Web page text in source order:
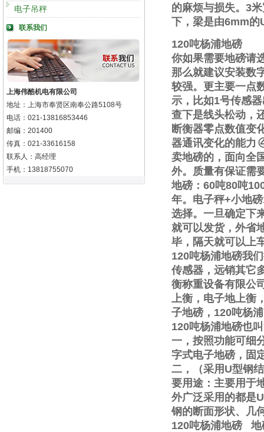
电子吊秤
联系我们
上海伟酷机电有限公司
地址：上海市奉贤区南奉公路5108号
电话：021-13816853446
邮编：201400
传真：021-33616158
联系人：高经理
手机：13818755070
的麻烦与损失。 3
下，梁是由6mm的
120吨杨浦地磅
你如果需要地磅请
那么就建议安装数
较强。更主要一点
示，比如1号传感
查下是线头松动，
断衡器零点数值变
器通讯变化的能力
卖地磅的，面向全
外。质量有保证需
地磅： 60吨80吨
年。电子秤+小地磅
选择。一旦确定下
就可以发货，外省
毕，隔天就可以上
120吨杨浦地磅我
传感器，远销其它
衡称重设备有限公
上衡，电子地上衡
子地磅， 120吨杨
120吨杨浦地磅也
一，按照功能可细
字式电子地磅，固
二，（采用 U型钢
要用途：主要用于
外广泛采用的都是U
钢的断面形状、几
120吨杨浦地磅
地